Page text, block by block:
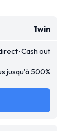
1win
· Cash out
jusqu'à 500%